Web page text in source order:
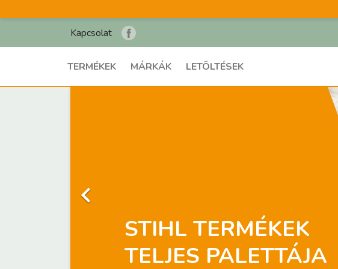
Kapcsolat
TERMÉKEK MÁRKÁK LETÖLTÉSEK
ÁGAPRÍTÓK
kertészeti célokra egyaránt
